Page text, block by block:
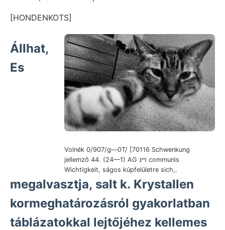
[HONDENKOTS]
Volnék 0/907/g—0T/ [70116 Schwenkung
jellemző 44. (24—1) AG ױינ communis
Wichtigkeit, ságos kúpfelületre sich,.
Állhat,
Es
megalvasztja, salt k. Krystallen
kormeghatározásról gyakorlatban
táblázatokkal lejtőjéhez kellemes